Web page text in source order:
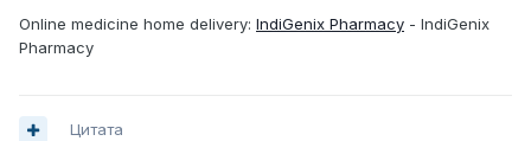
Online medicine home delivery: IndiGenix Pharmacy - IndiGenix
Pharmacy
Цитата